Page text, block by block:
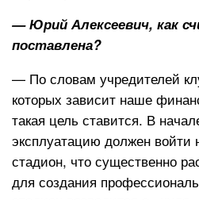
— Юрий Алексеевич, как
поставлена?
— По словам учредителей
которых зависит наше
такая цель ставится. В
эксплуатацию должен
стадион, что существенно
для создания